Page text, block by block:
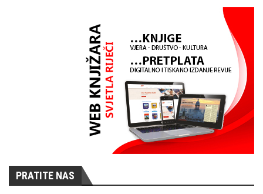
PRATITE NAS